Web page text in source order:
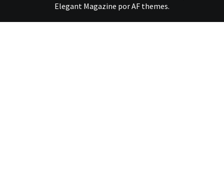
Elegant Magazine porAF themes.